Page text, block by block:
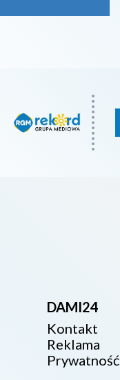
DAMI24
Kontakt
Reklama
Prywatność